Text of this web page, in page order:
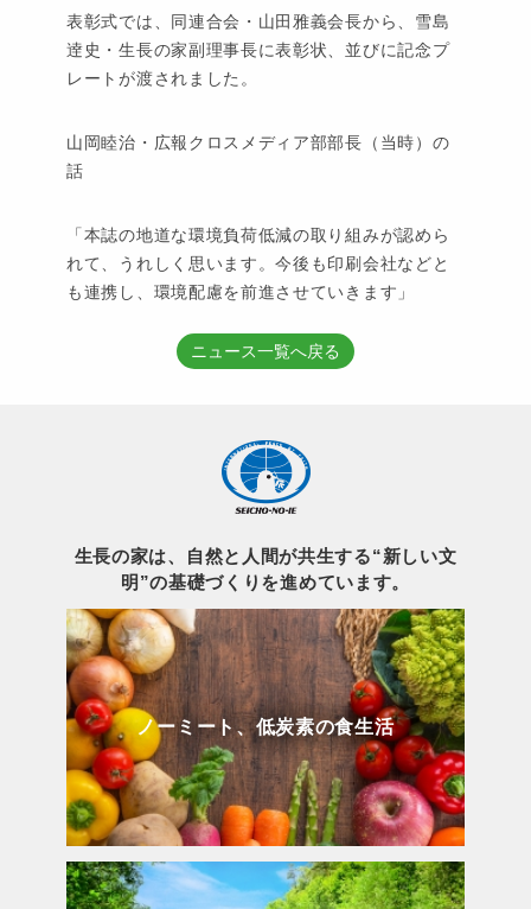
表彰式では、同連合会・山田雅義会長から、雪島
逹史・生長の家副理事長に表彰状、並びに記念プ
レートが渡されました。
山岡睦治・広報クロスメディア部部長（当時）の
話
「本誌の地道な環境負荷低減の取り組みが認めら
れて、うれしく思います。今後も印刷会社などと
も連携し、環境配慮を前進させていきます」
ニュース一覧へ戻る
生長の家は、自然と人間が共生する“新しい文
明”の基礎づくりを進めています。
ノーミート、低炭素の食生活